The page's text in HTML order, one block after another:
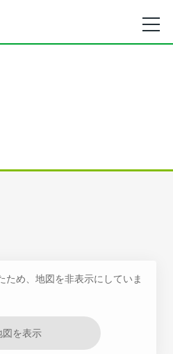
ため、地図を非表示にしていま
図を表示